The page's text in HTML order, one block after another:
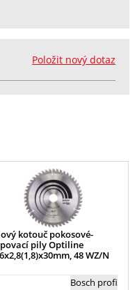
Položit nový dotaz
kotouč pokosové-
pily Optiline
48 WZ/N
Bosch profi